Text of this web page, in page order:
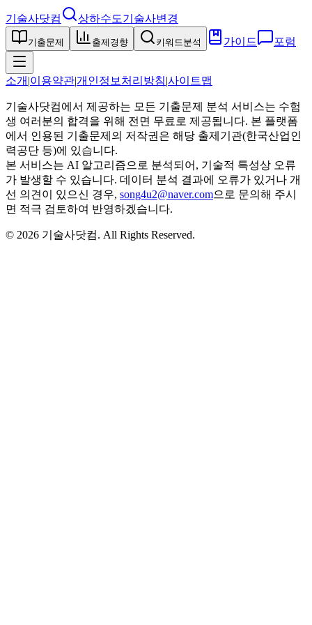
기술사닷컴 상하수도기술사변경
기출문제 출제경향 키워드분석 가이드 포럼
소개 |이용약관|개인정보처리방침|사이트맵
기술사닷컴에서 제공하는 모든 기출문제 분석 서비스는 수험
생 여러분의 합격을 위해 전면 무료로 제공됩니다. 본 플랫폼
에서 인용된 기출문제의 저작권은 해당 출제기관(한국산업인
력공단 등)에 있습니다.
본 서비스는 AI 알고리즘으로 분석되어, 기술적 특성상 오류
가 발생할 수 있습니다. 데이터 분석 결과에 오류가 있거나 개
선 의견이 있으신 경우, song4u2@naver.com으로 문의해 주시
면 적극 검토하여 반영하겠습니다.
© 2026 기술사닷컴. All Rights Reserved.